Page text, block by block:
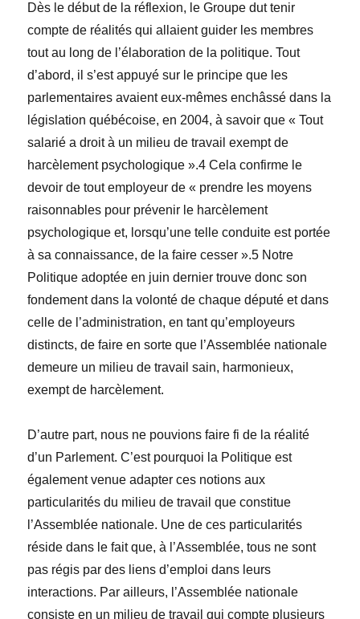
Dès le début de la réflexion, le Groupe dut tenir
compte de réalités qui allaient guider les membres
tout au long de l’élaboration de la politique. Tout
d’abord, il s’est appuyé sur le principe que les
parlementaires avaient eux-mêmes enchâssé dans la
législation québécoise, en 2004, à savoir que « Tout
salarié a droit à un milieu de travail exempt de
harcèlement psychologique ».4 Cela confirme le
devoir de tout employeur de « prendre les moyens
raisonnables pour prévenir le harcèlement
psychologique et, lorsqu’une telle conduite est portée
à sa connaissance, de la faire cesser ».5 Notre
Politique adoptée en juin dernier trouve donc son
fondement dans la volonté de chaque député et dans
celle de l’administration, en tant qu’employeurs
distincts, de faire en sorte que l’Assemblée nationale
demeure un milieu de travail sain, harmonieux,
exempt de harcèlement.
D’autre part, nous ne pouvions faire fi de la réalité
d’un Parlement. C’est pourquoi la Politique est
également venue adapter ces notions aux
particularités du milieu de travail que constitue
l’Assemblée nationale. Une de ces particularités
réside dans le fait que, à l’Assemblée, tous ne sont
pas régis par des liens d’emploi dans leurs
interactions. Par ailleurs, l’Assemblée nationale
consiste en un milieu de travail qui compte plusieurs